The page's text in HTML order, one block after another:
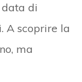
di
A scoprire la
ma